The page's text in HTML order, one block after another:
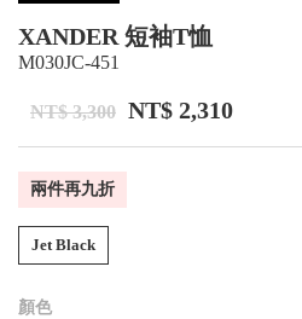
XANDER 短袖T恤
M030JC-451
NT$ 3,300 NT$ 2,310
兩件再九折
Jet Black
顏色